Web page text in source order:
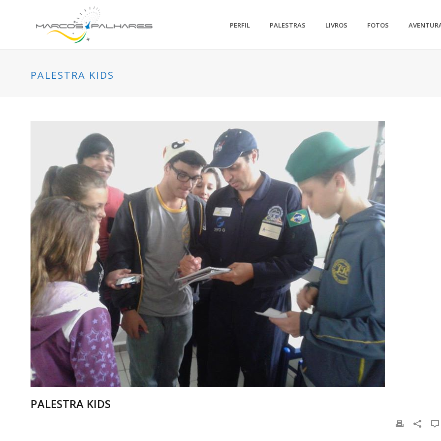
PERFIL PALESTRAS LIVROS FOTOS
PALESTRA KIDS
PALESTRA KIDS